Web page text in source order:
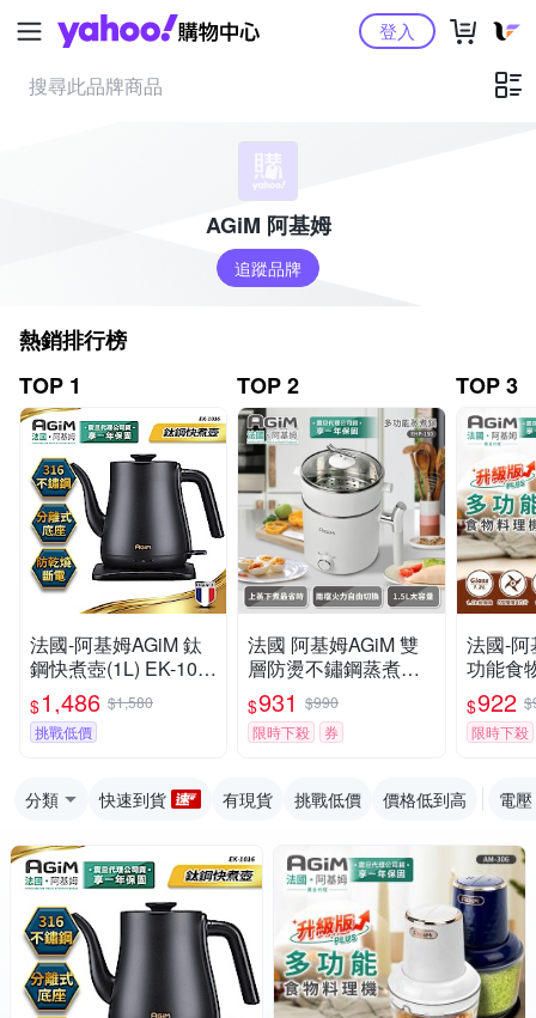
Yahoo購物中心登入
AGiM 阿基姆
追蹤品牌
熱銷排行榜
TOP 1
法國-阿基姆AGiM 鈦
鋼快煮壺(1L) EK-101
6震旦代理 電煮壺 電
水壺
$1,486 $1,580
挑戰低價
TOP 2
法國 阿基姆AGiM 雙
層防燙不鏽鋼蒸煮鍋
皓月白 EHP-150-WH
震旦代理 美食鍋 快煮
鍋
$931
$990
限時下殺
券
TOP 3
法國-阿
功能食
S升級
代理 絞
$922
限時下殺
分類 快速到貨 有現貨 挑戰低價 價格低到高 電壓